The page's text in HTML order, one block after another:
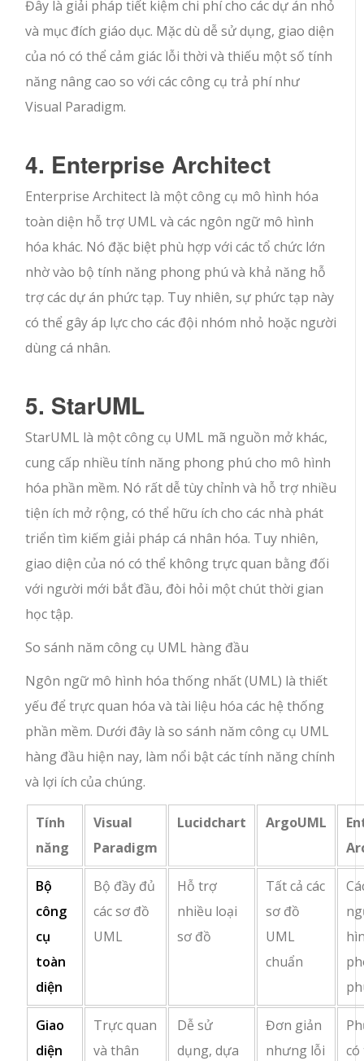
Đây là giải pháp tiết kiệm chi phí cho các dự án nhỏ
và mục đích giáo dục. Mặc dù dễ sử dụng, giao diện
của nó có thể cảm giác lỗi thời và thiếu một số tính
năng nâng cao so với các công cụ trả phí như
Visual Paradigm.
4. Enterprise Architect
Enterprise Architect là một công cụ mô hình hóa
toàn diện hỗ trợ UML và các ngôn ngữ mô hình
hóa khác. Nó đặc biệt phù hợp với các tổ chức lớn
nhờ vào bộ tính năng phong phú và khả năng hỗ
trợ các dự án phức tạp. Tuy nhiên, sự phức tạp này
có thể gây áp lực cho các đội nhóm nhỏ hoặc người
dùng cá nhân.
5. StarUML
StarUML là một công cụ UML mã nguồn mở khác,
cung cấp nhiều tính năng phong phú cho mô hình
hóa phần mềm. Nó rất dễ tùy chỉnh và hỗ trợ nhiều
tiện ích mở rộng, có thể hữu ích cho các nhà phát
triển tìm kiếm giải pháp cá nhân hóa. Tuy nhiên,
giao diện của nó có thể không trực quan bằng đối
với người mới bắt đầu, đòi hỏi một chút thời gian
học tập.
So sánh năm công cụ UML hàng đầu
Ngôn ngữ mô hình hóa thống nhất (UML) là thiết
yếu để trực quan hóa và tài liệu hóa các hệ thống
phần mềm. Dưới đây là so sánh năm công cụ UML
hàng đầu hiện nay, làm nổi bật các tính năng chính
và lợi ích của chúng.
Tính
năng
Visual
Paradigm
Lucidchart ArgoUML
Bộ
công
cụ
toàn
diện
Bộ đầy đủ
các sơ đồ
UML
Hỗ trợ
nhiều loại
sơ đồ
Tất cả các
sơ đồ
UML
chuẩn
Giao
diện
Trực quan
và thân
Dễ sử
dụng, dựa
Đơn giản
nhưng lỗi
có